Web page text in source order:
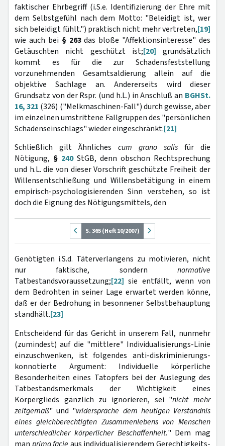
faktischer Ehrbegriff (i.S.e. Identifizierung der Ehre mit
dem Selbstgefühl nach dem Motto: "Beleidigt ist, wer
sich beleidigt fühlt.") praktisch nicht mehr vertreten,[19]
wie auch bei § 263das bloße "Affektionsinteresse" des
Getäuschten nicht geschützt ist;[20] grundsätzlich
kommt es für die zur Schadensfeststellung
vorzunehmenden Gesamtsaldierung allein auf die
objektive Sachlage an. Andererseits wird dieser
Grundsatz von der Rspr. (und h.L.) in Anschluß an BGHSt.
16, 321 (326) ("Melkmaschinen-Fall") durch gewisse, aber
im einzelnen umstrittene Fallgruppen des "persönlichen
Schadenseinschlags" wieder eingeschränkt.[21]
Schließlich gilt Ähnliches cum grano salis für die
Nötigung, § 240StGB, denn obschon Rechtsprechung
und h.L. die von dieser Vorschrift geschützte Freiheit der
Willensentschließung und Willensbetätigung in einem
empirisch-psychologisierenden Sinn verstehen, so ist
doch die Eignung des Nötigungsmittels, den
S. 365 (Heft 10/2007)
Genötigten i.S.d. Täterverlangens zu motivieren, nicht
nur faktische, sondern normative
Tatbestandsvoraussetzung;[22] sie entfällt, wenn von
dem Bedrohten in seiner Lage erwartet werden könne,
daß er der Bedrohung in besonnener Selbstbehauptung
standhält.[23]
Entscheidend für das Gericht in unserem Fall, nunmehr
(zumindest) auf die "mittlere" Individualisierungs-Linie
einzuschwenken, ist folgendes anti-diskriminierungs-
konnotierte Argument: Individuelle körperliche
Besonderheiten eines Tatopfers bei der Auslegung des
Tatbestandsmerkmals der Wichtigkeit eines
Körperglieds gänzlich zu ignorieren, sei "nicht mehr
zeitgemäß" und "widerspräche dem heutigen Verständnis
eines gleichberechtigten Zusammenlebens von Menschen
unterschiedlicher körperlicher Beschaffenheit." Dem mag